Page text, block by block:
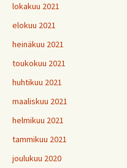
lokakuu 2021
elokuu 2021
heinäkuu 2021
toukokuu 2021
huhtikuu 2021
maaliskuu 2021
helmikuu 2021
tammikuu 2021
joulukuu 2020